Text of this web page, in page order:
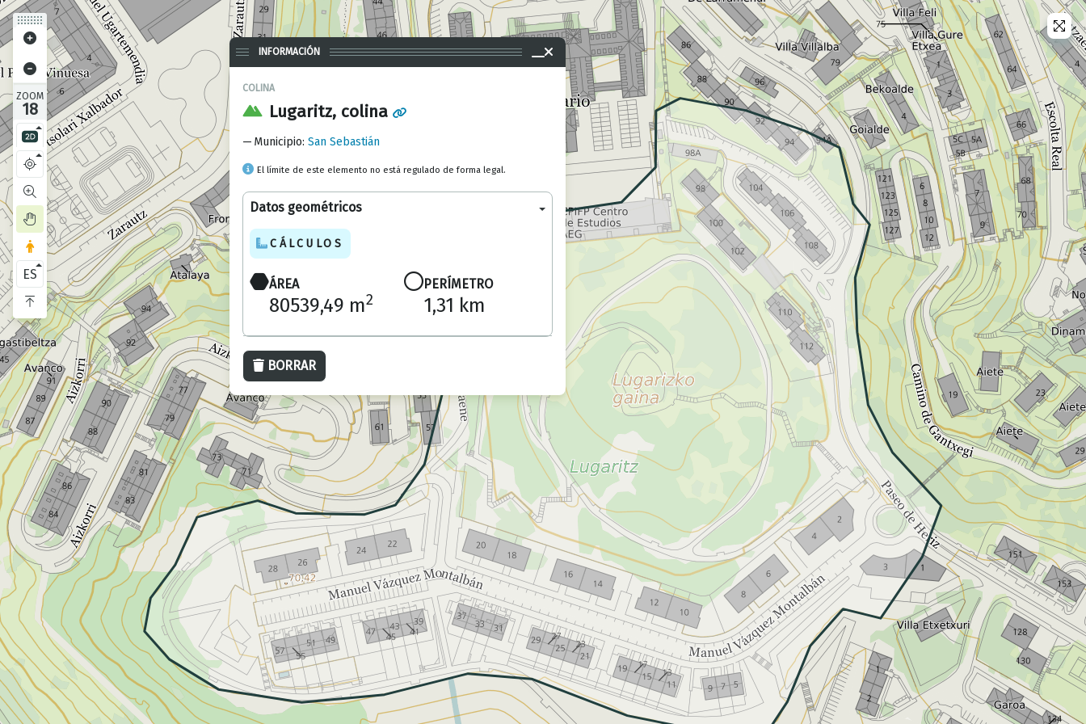
ZOOM
18
ES
INFORMACIÓN
COLINA
Lugaritz, colina
Municipio: San Sebastián
El límite de este elemento no está regulado de forma legal.
Datos geométricos
CÁLCULOS
ÁREA
80539,49 m2
PERÍMETRO
1,31 km
BORRAR